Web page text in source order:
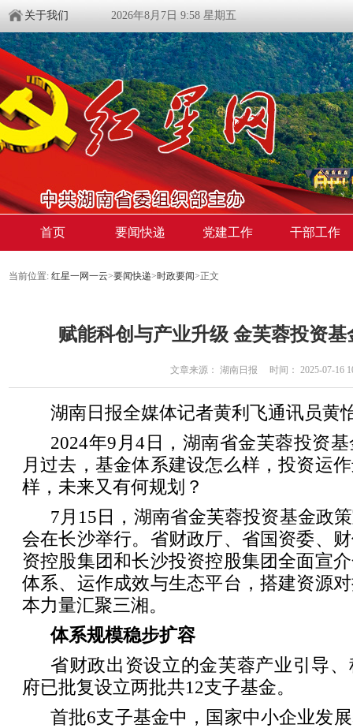
关于我们 2026年8月7日 9:58 星期五
首页 要闻快递 党建工作 干部工作
当前位置: 红星一网一云>要闻快递>时政要闻>正文
赋能科创与产业升级 金芙蓉投资基
文章来源： 湖南日报 时间： 2025-07-16
湖南日报全媒体记者黄利飞通讯员黄
2024年9月4日，湖南省金芙蓉投资
月过去，基金体系建设怎么样，投资运
样，未来又有何规划？
7月15日，湖南省金芙蓉投资基金政
会在长沙举行。省财政厅、省国资委、
资控股集团和长沙投资控股集团全面宣
体系、运作成效与生态平台，搭建资源
本力量汇聚三湘。
体系规模稳步扩容
省财政出资设立的金芙蓉产业引导
府已批复设立两批共12支子基金。
首批6支子基金中，国家中小企业发